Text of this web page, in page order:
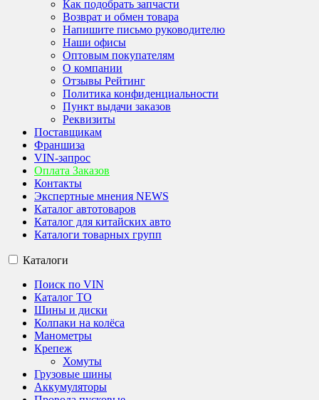
Как подобрать запчасти
Возврат и обмен товара
Напишите письмо руководителю
Наши офисы
Оптовым покупателям
О компании
Отзывы Рейтинг
Политика конфиденциальности
Пункт выдачи заказов
Реквизиты
Поставщикам
Франшиза
VIN-запрос
Оплата Заказов
Контакты
Экспертные мнения NEWS
Каталог автотоваров
Каталог для китайских авто
Каталоги товарных групп
Каталоги
Поиск по VIN
Каталог ТО
Шины и диски
Колпаки на колёса
Манометры
Крепеж
Хомуты
Грузовые шины
Аккумуляторы